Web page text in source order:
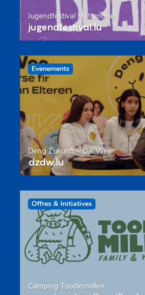
Jugendfestival Mëttendran
jugendfestival.lu
Evenements
Deng Zukunft – Däi Wee
dzdw.lu
Offres & Initiatives
Camping Toodlermillen